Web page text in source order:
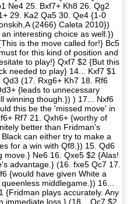
Ne4 25. Bxf7+ Kh8 26. Qg2
29. Ka2 Qa5 30. Qe4 {1-0
(2466) Caleta 2010})
interesting choice as well.})
is the move called for!} Bc5
for this kind of position and
to play!} Qxf7 $2 {But this
needed to play} 14... Kxf7 $1
(17. Rxg6+ Kh7 18. Rf6
{leads to unnecessary
winning though.}) ) 17... Nxf6
this be the 'missed move' in
Rf7 21. Qxh6+ {worthy of
better than Fridman's
can either try to make a
for a win with Qf8.}) 15. Qd6
Ne6 16. Qxe5 $2 {Alas!
advantage.} (16. fxe5 Qc7 17.
{would have given White a
middlegame.}) 16...
{Fridman plays accurately. Any
immediate loss.} (18... Qc7 $2